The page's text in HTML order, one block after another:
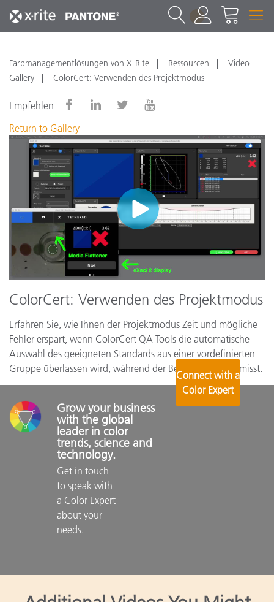
1
Farbmanagementlösungen von X-Rite Ressourcen
Video
Gallery
ColorCert: Verwenden des Projektmodus
Empfehlen
Return to Gallery
ColorCert: Verwenden des Projektmodus
Erfahren Sie, wie Ihnen der Projektmodus Zeit und mögliche
Fehler erspart, wenn ColorCert QA Tools die automatische
Auswahl des geeigneten Standards aus einer vordefinierten
Gruppe überlassen wird, während der Bediener Proben misst.
Grow your business
with the global
leader in color
trends, science and
technology.
Get in touch
to speak with
a Color Expert
about your
needs.
Connect with a
Color Expert